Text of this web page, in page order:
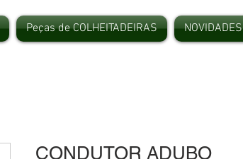
Peças de COLHEITADEIRAS NOVIDADES
CONDUTOR ADUBO